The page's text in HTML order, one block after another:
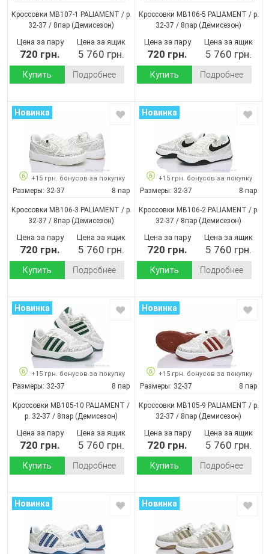
Кроссовки MB107-1 PALIAMENT / p.
32-37 / 8пар (Демисезон)
Цена за пару
720 грн.
Цена за ящик
5 760 грн.
Купить Подробнее
Кроссовки MB106-5 PALIAMENT / p.
32-37 / 8пар (Демисезон)
Цена за пару
720 грн.
Цена за ящик
5 760 грн.
Купить Подробнее
Новинка
+15 грн. бонусов за покупку
Размеры: 32-37 8 пар
Кроссовки MB106-3 PALIAMENT / p.
32-37 / 8пар (Демисезон)
Цена за пару
720 грн.
Цена за ящик
5 760 грн.
Купить Подробнее
Новинка
+15 грн. бонусов за покупку
Размеры: 32-37 8 пар
Кроссовки MB106-2 PALIAMENT / p.
32-37 / 8пар (Демисезон)
Цена за пару
720 грн.
Цена за ящик
5 760 грн.
Купить Подробнее
Новинка
+15 грн. бонусов за покупку
Размеры: 32-37 8 пар
Кроссовки MB105-10 PALIAMENT /
p. 32-37 / 8пар (Демисезон)
Цена за пару
720 грн.
Цена за ящик
5 760 грн.
Купить Подробнее
Новинка
+15 грн. бонусов за покупку
Размеры: 32-37 8 пар
Кроссовки MB105-9 PALIAMENT / p.
32-37 / 8пар (Демисезон)
Цена за пару
720 грн.
Цена за ящик
5 760 грн.
Купить Подробнее
Новинка Новинка